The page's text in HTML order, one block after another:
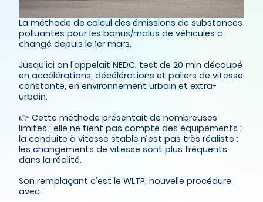
La méthode de calcul des émissions de substances
polluantes pour les bonus/malus de véhicules a
changé depuis le 1er mars.
Jusqu’ici on l’appelait NEDC, test de 20 min découpé
en accélérations, décélérations et paliers de vitesse
constante, en environnement urbain et extra-
urbain.
👉 Cette méthode présentait de nombreuses
limites : elle ne tient pas compte des équipements ;
la conduite à vitesse stable n’est pas très réaliste ;
les changements de vitesse sont plus fréquents
dans la réalité.
Son remplaçant c’est le WLTP, nouvelle procédure
avec :